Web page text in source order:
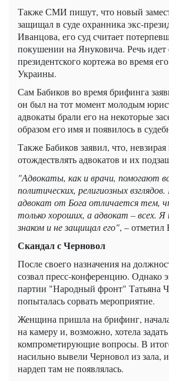
Также СМИ пишут, что новый
защищал в суде охранника экс-
Иванцова, его суд считает
покушении на Януковича. Речь идет
президентского кортежа во время
Украины.
Сам Бабиков во время брифинга
он был на тот момент молодым
адвокаты брали его на некоторые
образом его имя и появилось в
Также Бабиков заявил, что,
отождествлять адвокатов и их
"Адвокаты, как и врачи, помогают
политических, религиозных
адвокат от Бога отличается тем,
только хороших, а адвокат – всех.
знаком и не защищал его", – отметил
Скандал с Черновол
После своего назначения на
созвал пресс-конференцию. Однако
партии "Народный фронт" Татьяна
попыталась сорвать мероприятие.
Женщина пришла на брифинг,
на камеру и, возможно, хотела
компрометирующие вопросы. В
насильно вывели Черновол из зала,
нардеп там не появлялась.